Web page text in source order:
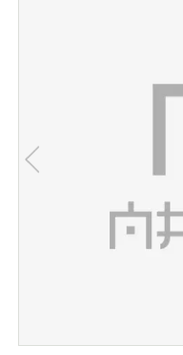
お気に入り機
会社情